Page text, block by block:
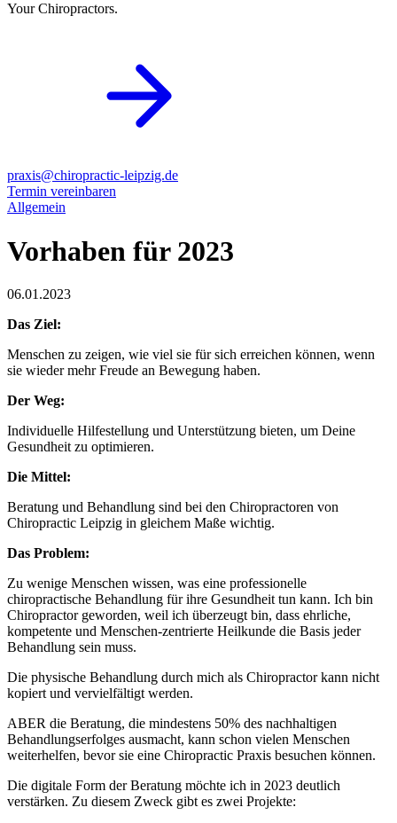
Your Chiropractors.
praxis@chiropractic-leipzig.de
Termin vereinbaren
Allgemein
Vorhaben für 2023
06.01.2023
Das Ziel:
Menschen zu zeigen, wie viel sie für sich erreichen können, wenn
sie wieder mehr Freude an Bewegung haben.
Der Weg:
Individuelle Hilfestellung und Unterstützung bieten, um Deine
Gesundheit zu optimieren.
Die Mittel:
Beratung und Behandlung sind bei den Chiropractoren von
Chiropractic Leipzig in gleichem Maße wichtig.
Das Problem:
Zu wenige Menschen wissen, was eine professionelle
chiropractische Behandlung für ihre Gesundheit tun kann. Ich bin
Chiropractor geworden, weil ich überzeugt bin, dass ehrliche,
kompetente und Menschen-zentrierte Heilkunde die Basis jeder
Behandlung sein muss.
Die physische Behandlung durch mich als Chiropractor kann nicht
kopiert und vervielfältigt werden.
ABER die Beratung, die mindestens 50% des nachhaltigen
Behandlungserfolges ausmacht, kann schon vielen Menschen
weiterhelfen, bevor sie eine Chiropractic Praxis besuchen können.
Die digitale Form der Beratung möchte ich in 2023 deutlich
verstärken. Zu diesem Zweck gibt es zwei Projekte: